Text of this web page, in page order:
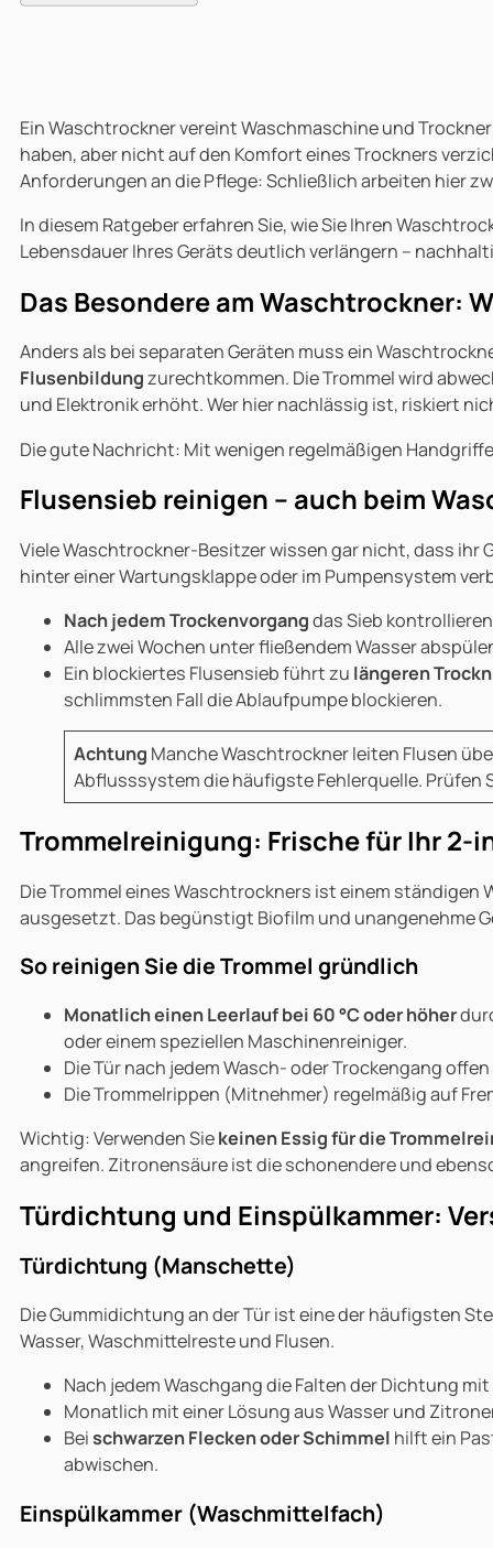
Ein Waschtrockner vereint Waschmaschine und
haben, aber nicht auf den Komfort eines Trockners
Anforderungen an die Pflege: Schließlich arbeiten hier
In diesem Ratgeber erfahren Sie, wie Sie Ihren
Lebensdauer Ihres Geräts deutlich verlängern –
Das Besondere am Waschtrockner:
Anders als bei separaten Geräten muss ein
Flusenbildungzurechtkommen. Die Trommel wird
und Elektronik erhöht. Wer hier nachlässig ist, riskiert
Die gute Nachricht: Mit wenigen regelmäßigen
Flusensieb reinigen – auch beim
Viele Waschtrockner-Besitzer wissen gar nicht, dass ihr
hinter einer Wartungsklappe oder im Pumpensystem
Nach jedem Trockenvorgangdas Sieb
Alle zwei Wochen unter fließendem Wasser
Ein blockiertes Flusensieb führt zu längeren
schlimmsten Fall die Ablaufpumpe blockieren.
Achtung Manche Waschtrockner leiten Flusen
Abflusssystem die häufigste Fehlerquelle. Prüfen
Trommelreinigung: Frische für Ihr 2-
Die Trommel eines Waschtrockners ist einem
ausgesetzt. Das begünstigt Biofilm und unangenehme
So reinigen Sie die Trommel gründlich
Monatlich einen Leerlauf bei 60 °C oder höher
oder einem speziellen Maschinenreiniger.
Die Tür nach jedem Wasch- oder Trockengang
Die Trommelrippen (Mitnehmer) regelmäßig auf
Wichtig: Verwenden Siekeinen Essig für die
angreifen. Zitronensäure ist die schonendere und
Türdichtung und Einspülkammer:
Türdichtung (Manschette)
Die Gummidichtung an der Tür ist eine der häufigsten
Wasser, Waschmittelreste und Flusen.
Nach jedem Waschgang die Falten der Dichtung
Monatlich mit einer Lösung aus Wasser und
Beischwarzen Flecken oder Schimmel hilft ein
abwischen.
Einspülkammer (Waschmittelfach)